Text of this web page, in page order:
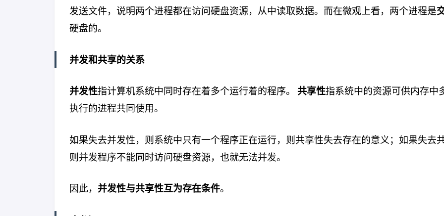
发送文件，说明两个进程都在访问硬盘资源，从中读取数据。而在微观上看，两个进程是
硬盘的。
并发和共享的关系
并发性指计算机系统中同时存在着多个运行着的程序。 共享性指系统中的资源可供内存中
执行的进程共同使用。
如果失去并发性，则系统中只有一个程序正在运行，则共享性失去存在的意义；如果失去
则并发程序不能同时访问硬盘资源，也就无法并发。
因此， 并发性与共享性互为存在条件。